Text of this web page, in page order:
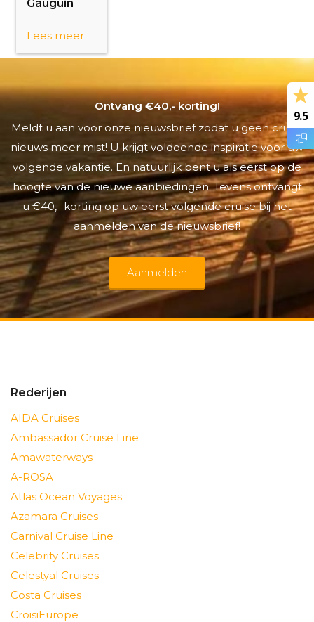
Gauguin
Lees meer
9.5
Ontvang €40,- korting!
Meldt u aan voor onze nieuwsbrief zodat u geen cruise
nieuws meer mist! U krijgt voldoende inspiratie voor uw
volgende vakantie. En natuurlijk bent u als eerst op de
hoogte van de nieuwe aanbiedingen. Tevens ontvangt
u €40,- korting op uw eerst volgende cruise bij het
aanmelden van de nieuwsbrief!
Aanmelden
Rederijen
AIDA Cruises
Ambassador Cruise Line
Amawaterways
A-ROSA
Atlas Ocean Voyages
Azamara Cruises
Carnival Cruise Line
Celebrity Cruises
Celestyal Cruises
Costa Cruises
CroisiEurope